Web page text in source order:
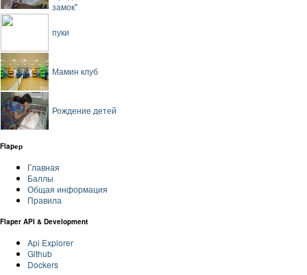
замок"
пуки
Мамин клуб
Рождение детей
Flapер
Главная
Баллы
Общая информация
Правила
Flaper API & Development
Api Explorer
Github
Dockers